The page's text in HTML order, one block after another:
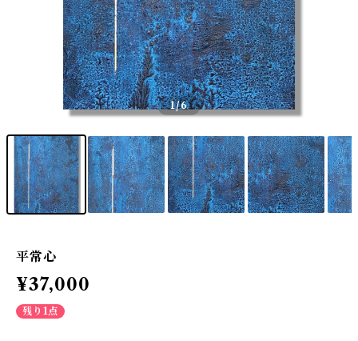
1/6
平常心
¥37,000
残り1点